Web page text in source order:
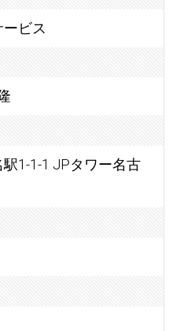
ビス
1-1-1 JPタワー名古